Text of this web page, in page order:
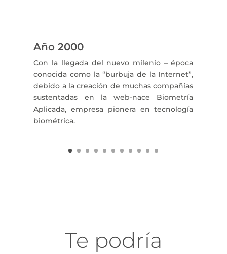
Año 2000
Con la llegada del nuevo milenio – época
conocida como la “burbuja de la Internet”,
debido a la creación de muchas compañías
sustentadas en la web-nace Biometría
Aplicada, empresa pionera en tecnología
biométrica.
Te podría